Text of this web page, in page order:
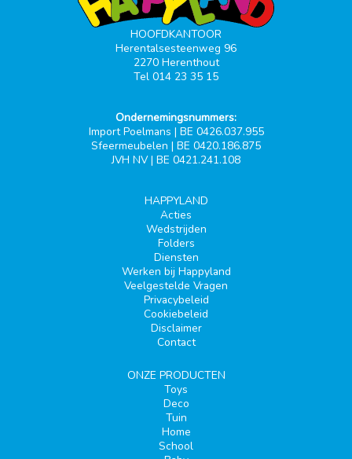
HOOFDKANTOOR
Herentalsesteenweg 96
2270 Herenthout
Tel 014 23 35 15
Ondernemingsnummers:
Import Poelmans | BE 0426.037.955
Sfeermeubelen | BE 0420.186.875
JVH NV | BE 0421.241.108
HAPPYLAND
Acties
Wedstrijden
Folders
Diensten
Werken bij Happyland
Veelgestelde Vragen
Privacybeleid
Cookiebeleid
Disclaimer
Contact
ONZE PRODUCTEN
Toys
Deco
Tuin
Home
School